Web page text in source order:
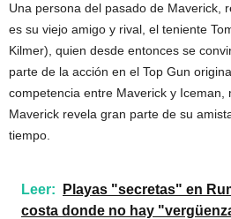
Una persona del pasado de Maverick,
es su viejo amigo y rival, el teniente
Kilmer), quien desde entonces se
parte de la acción en el Top Gun
competencia entre Maverick y Iceman,
Maverick revela gran parte de su
tiempo.
Leer:
Playas "secretas" en
costa donde no hay